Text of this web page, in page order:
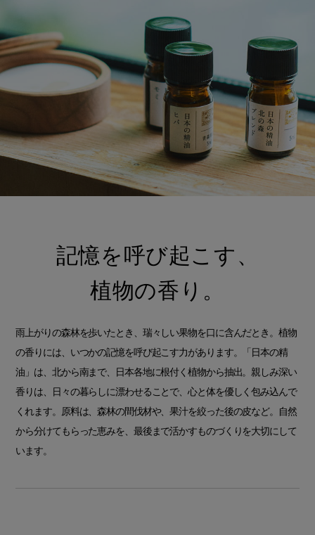
記憶を呼び起こす、
植物の香り。
雨上がりの森林を歩いたとき、瑞々しい果物を口に含んだとき。植物
の香りには、いつかの記憶を呼び起こす力があります。「日本の精
油」は、北から南まで、日本各地に根付く植物から抽出。親しみ深い
香りは、日々の暮らしに漂わせることで、心と体を優しく包み込んで
くれます。原料は、森林の間伐材や、果汁を絞った後の皮など。自然
から分けてもらった恵みを、最後まで活かすものづくりを大切にして
います。